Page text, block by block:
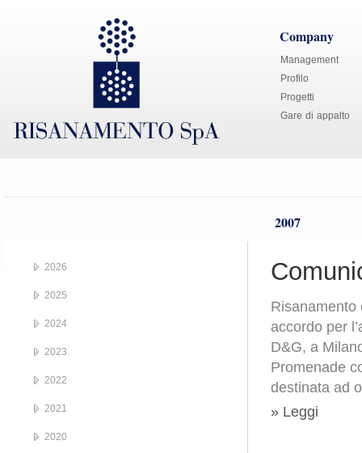
Company
Management
Profilo
Progetti
Gare di appalto
2007
Risanamento
accordo per
D&G, a
Promenade
destinata ad
» Leggi
2026
2025
2024
2023
2022
2021
2020